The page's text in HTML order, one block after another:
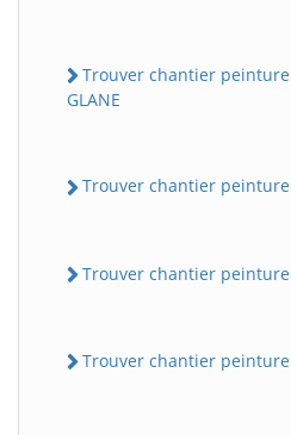
Trouver chantier peinture
GLANE
Trouver chantier peinture
Trouver chantier peinture
Trouver chantier peinture